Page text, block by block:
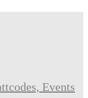
Events